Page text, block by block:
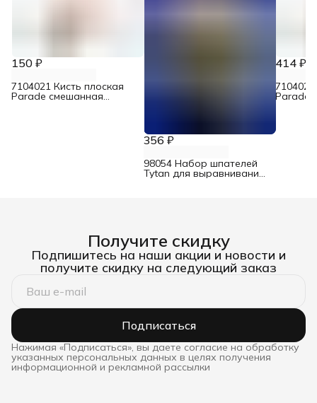
150 ₽
7104021 Кисть плоская
Parade смешанная
356 ₽
98054 Набор шпателей
Tytan для выравнивания
414 ₽
Parade
Получите скидку
Подпишитесь на наши акции и новости и
получите скидку на следующий заказ
Подписаться
Нажимая «Подписаться», вы даете согласие на обработку
указанных персональных данных в целях получения
информационной и рекламной рассылки